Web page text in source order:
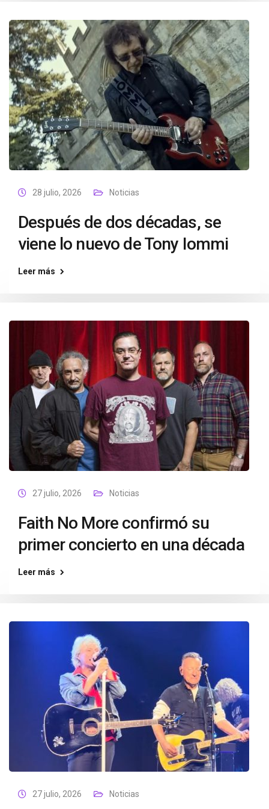
28 julio, 2026 Noticias
Después de dos décadas, se
viene lo nuevo de Tony Iommi
Leer más
27 julio, 2026 Noticias
Faith No More confirmó su
primer concierto en una década
Leer más
27 julio, 2026 Noticias